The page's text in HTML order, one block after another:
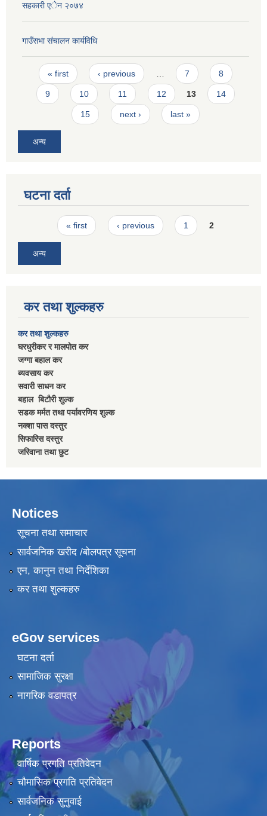
सहकारी एेन २०७४
गाउँसभा संचालन कार्यविधि
Pages
« first ‹ previous 7 8
9 10 11 12 13 14
15 next › last »
अन्य
घटना दर्ता
Pages« first ‹ previous 1 2
अन्य
कर तथा शुल्कहरु
कर तथा शुल्कहरु
घरधुरीकर र मालपाेत कर
जग्गा बहाल कर
ब्यवसाय कर
सवारी साधन कर
बहाल बिटाैरी शुल्क
सडक मर्मत तथा पर्यावरणिय शुल्क
नक्शा पास दस्तुर
सिफारिस दस्तुर
जरिवाना तथा छुट
Notices
सूचना तथा समाचार
सार्वजनिक खरीद /बोलपत्र सूचना
एन, कानुन तथा निर्देशिका
कर तथा शुल्कहरु
eGov services
घटना दर्ता
सामाजिक सुरक्षा
नागरिक वडापत्र
Reports
वार्षिक प्रगति प्रतिवेदन
चौमासिक प्रगति प्रतिवेदन
सार्वजनिक सुनुवाई